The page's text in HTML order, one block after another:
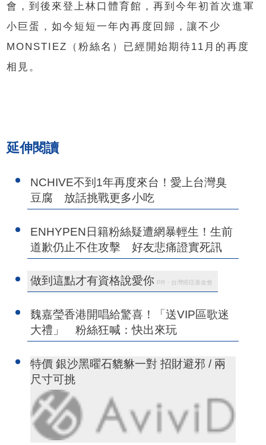
會，到後來登上林口體育館，再到今年初首次進軍
小巨蛋，如今短短一年內再度回歸，讓不少
MONSTIEZ（粉絲名）已經開始期待11月的再度
相見。
延伸閱讀
NCHIVE不到1年再度來台！愛上台灣臭
豆腐 放話挑戰更多小吃
ENHYPEN日籍粉絲疑遭網暴輕生！生前
道歉仍止不住攻擊 好友悲痛證實死訊
做到這點才有資格說愛你 PR・台灣癌症基金會
魏嘉瑩香港開唱給驚喜！「送VIP區歌迷
大禮」 粉絲狂喊：快出來玩
特價 銀沙黑曜石貔貅一對 招財避邪 / 兩
尺寸可挑